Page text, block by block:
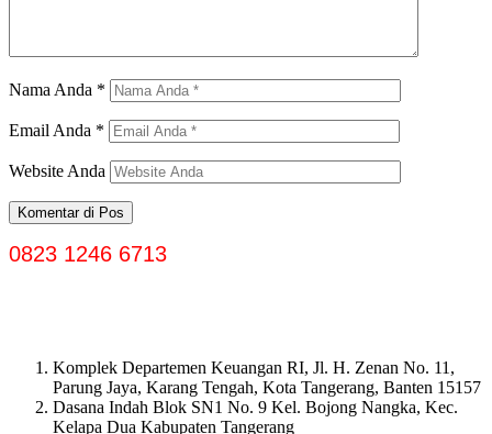
Nama Anda *
Email Anda *
Website Anda
0823 1246 6713
Komplek Departemen Keuangan RI, Jl. H. Zenan No. 11,
Parung Jaya, Karang Tengah, Kota Tangerang, Banten 15157
Dasana Indah Blok SN1 No. 9 Kel. Bojong Nangka, Kec.
Kelapa Dua Kabupaten Tangerang